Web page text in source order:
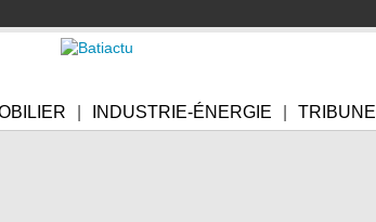
INDUSTRIE-ÉNERGIE